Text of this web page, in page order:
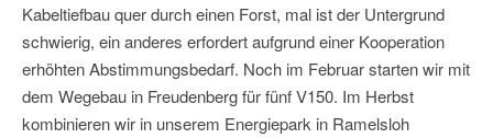
Kabeltiefbau quer durch einen Forst, mal ist der Untergrund
schwierig, ein anderes erfordert aufgrund einer Kooperation
erhöhten Abstimmungsbedarf. Noch im Februar starten wir mit
dem Wegebau in Freudenberg für fünf V150. Im Herbst
kombinieren wir in unserem Energiepark in Ramelsloh